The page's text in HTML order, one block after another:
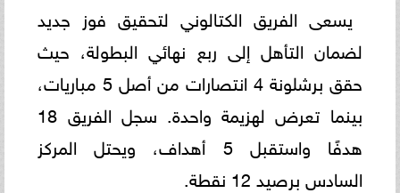
يسعى الفريق الكتالوني لتحقيق فوز جديد
لضمان التأهل إلى ربع نهائي البطولة، حيث
حقق برشلونة 4 انتصارات من أصل 5 مباريات،
بينما تعرض لهزيمة واحدة. سجل الفريق 18
هدفًا واستقبل 5 أهداف، ويحتل المركز
السادس برصيد 12 نقطة.